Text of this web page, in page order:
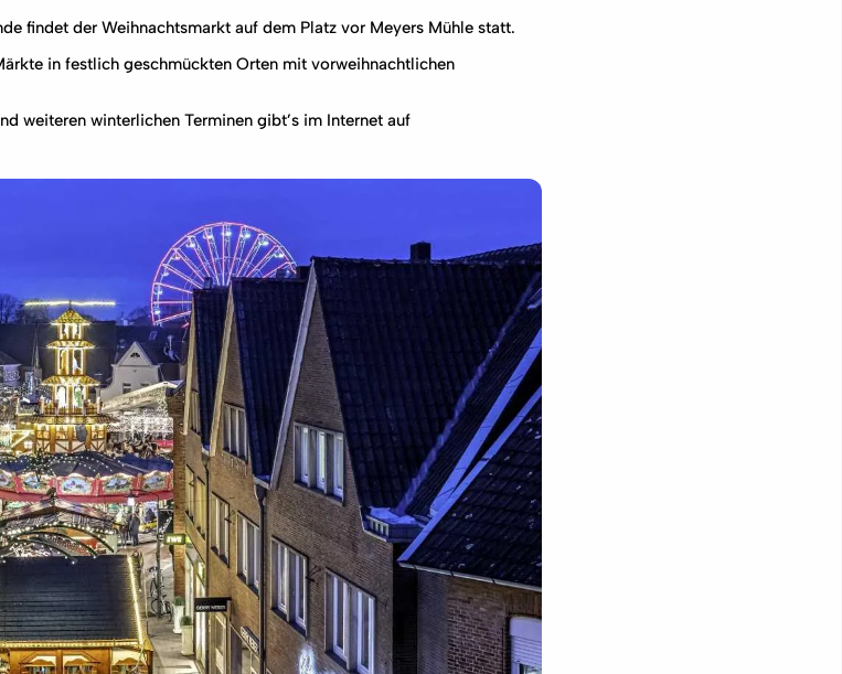
findet der Weihnachtsmarkt auf dem Platz vor Meyers Mühle statt.
in festlich geschmückten Orten mit vorweihnachtlichen
weiteren winterlichen Terminen gibt’s im Internet auf